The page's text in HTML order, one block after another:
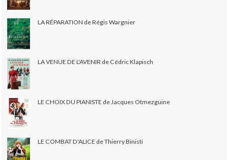
LA RÉPARATION de Régis Wargnier
LA VENUE DE L'AVENIR de Cédric Klapisch
LE CHOIX DU PIANISTE de Jacques Otmezguine
LE COMBAT D'ALICE de Thierry Binisti